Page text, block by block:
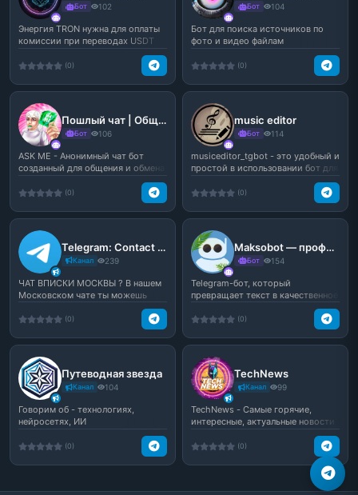
Бот 102
Энергия TRON нужна для оплаты
комиссии при переводах USDT
(0)
Бот 104
Бот для поиска источников по
фото и видео файлам
(0)
Пошлый чат | Общение Знакомства
Бот 106
ASK ME - Анонимный чат бот
созданный для общения и обмена
(0)
music editor
Бот 114
musiceditor_tgbot - это удобный и
простой в использовании бот для
(0)
Telegram: Contact @moskvy_vpisky
Канал 239
ЧАТ ВПИСКИ МОСКВЫ ? В нашем
Московском чате ты можешь
(0)
Maksobot — профессиональный текст-в-голос бот для Telegram | Бот Максим (текст в голос)
Бот 154
Telegram-бот, который
превращает текст в качественное
(0)
Путеводная звезда
Канал 104
Говорим об - технологиях,
нейросетях, ИИ
(0)
TechNews
Канал 99
TechNews - Самые горячие,
интересные, актуальные новости
(0)